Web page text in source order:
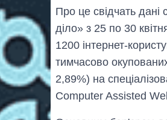
Про це свідчать дані
діло» з 25 по 30
1200 інтернет-
тимчасово
2,89%) на
Computer Assisted